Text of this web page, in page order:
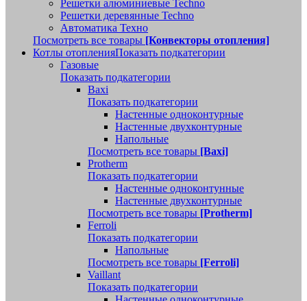
Решетки алюминиевые Techno
Решетки деревянные Techno
Автоматика Техно
Посмотреть все товары [Конвекторы отопления]
Котлы отопленияПоказать подкатегории
Газовые
Показать подкатегории
Baxi
Показать подкатегории
Настенные одноконтурные
Настенные двухконтурные
Напольные
Посмотреть все товары [Baxi]
Protherm
Показать подкатегории
Настенные одноконтунные
Настенные двухконтурные
Посмотреть все товары [Protherm]
Ferroli
Показать подкатегории
Напольные
Посмотреть все товары [Ferroli]
Vaillant
Показать подкатегории